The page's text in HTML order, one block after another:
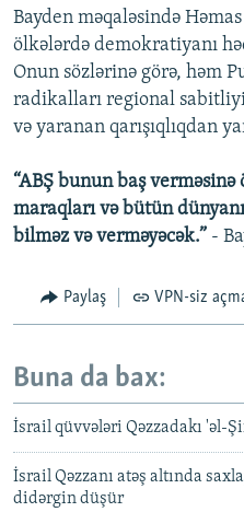
Bayden məqaləsində
ölkələrdə demokratiyanı
Onun sözlərinə görə, həm
radikalları regional
və yaranan qarışıqlıqdan
“ABŞ bunun baş
maraqları və bütün
bilməz və verməyəcək.” -
Paylaş VPN-siz
Buna da bax:
İsrail qüvvələri Qəzzadakı 'əl-
İsrail Qəzzanı atəş altında
didərgin düşür